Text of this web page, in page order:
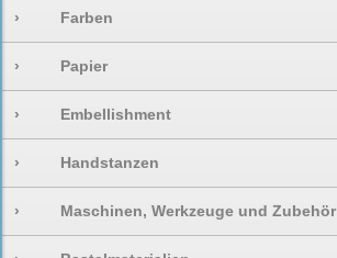
› Farben
› Papier
› Embellishment
› Handstanzen
› Maschinen, Werkzeuge und Zubehör